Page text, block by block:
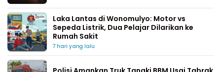
Laka Lantas di Wonomulyo: Motor vs
Sepeda Listrik, Dua Pelajar Dilarikan ke
Rumah Sakit
7 hari yang lalu